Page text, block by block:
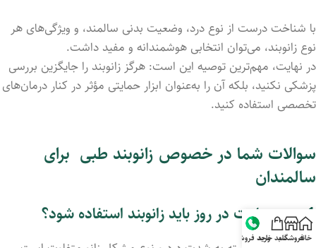
با شناخت درست از نوع درد، وضعیت بدنی سالمند، و ویژگی‌های هر
نوع زانوبند، می‌توان انتخابی هوشمندانه و مفید داشت.
در نهایت، مهم‌ترین توصیه این است: هرگز زانوبند را جایگزین بررسی
پزشکی نکنید، بلکهآن را به‌عنوان ابزار حمایتی مؤثر در کنار درمان‌های
تخصصی استفاده کنید.
سوالات شما در خصوص زانوبند طبی برای
سالمندان
1. چند ساعت در روزباید زانوبند استفاده شود؟
خانهفروشگاهسبد خریدواحد فروش